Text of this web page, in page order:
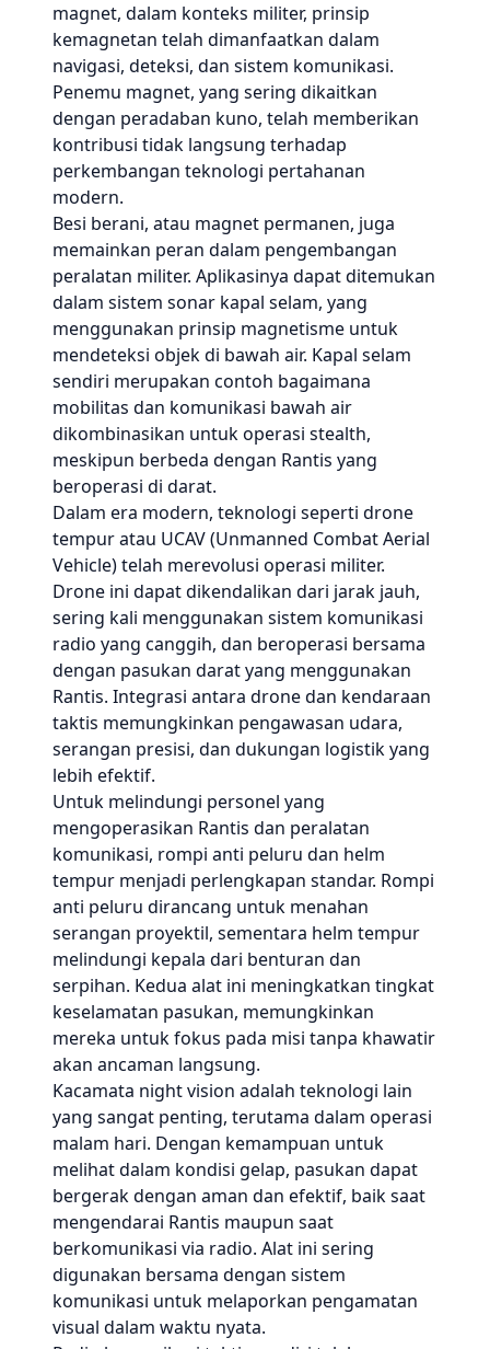
magnet, dalam konteks militer, prinsip
kemagnetan telah dimanfaatkan dalam
navigasi, deteksi, dan sistem komunikasi.
Penemu magnet, yang sering dikaitkan
dengan peradaban kuno, telah memberikan
kontribusi tidak langsung terhadap
perkembangan teknologi pertahanan
modern.
Besi berani, atau magnet permanen, juga
memainkan peran dalam pengembangan
peralatan militer. Aplikasinya dapat ditemukan
dalam sistem sonar kapal selam, yang
menggunakan prinsip magnetisme untuk
mendeteksi objek di bawah air. Kapal selam
sendiri merupakan contoh bagaimana
mobilitas dan komunikasi bawah air
dikombinasikan untuk operasi stealth,
meskipun berbeda dengan Rantis yang
beroperasi di darat.
Dalam era modern, teknologi seperti drone
tempur atau UCAV (Unmanned Combat Aerial
Vehicle) telah merevolusi operasi militer.
Drone ini dapat dikendalikan dari jarak jauh,
sering kali menggunakan sistem komunikasi
radio yang canggih, dan beroperasi bersama
dengan pasukan darat yang menggunakan
Rantis. Integrasi antara drone dan kendaraan
taktis memungkinkan pengawasan udara,
serangan presisi, dan dukungan logistik yang
lebih efektif.
Untuk melindungi personel yang
mengoperasikan Rantis dan peralatan
komunikasi, rompi anti peluru dan helm
tempur menjadi perlengkapan standar. Rompi
anti peluru dirancang untuk menahan
serangan proyektil, sementara helm tempur
melindungi kepala dari benturan dan
serpihan. Kedua alat ini meningkatkan tingkat
keselamatan pasukan, memungkinkan
mereka untuk fokus pada misi tanpa khawatir
akan ancaman langsung.
Kacamata night vision adalah teknologi lain
yang sangat penting, terutama dalam operasi
malam hari. Dengan kemampuan untuk
melihat dalam kondisi gelap, pasukan dapat
bergerak dengan aman dan efektif, baik saat
mengendarai Rantis maupun saat
berkomunikasi via radio. Alat ini sering
digunakan bersama dengan sistem
komunikasi untuk melaporkan pengamatan
visual dalam waktu nyata.